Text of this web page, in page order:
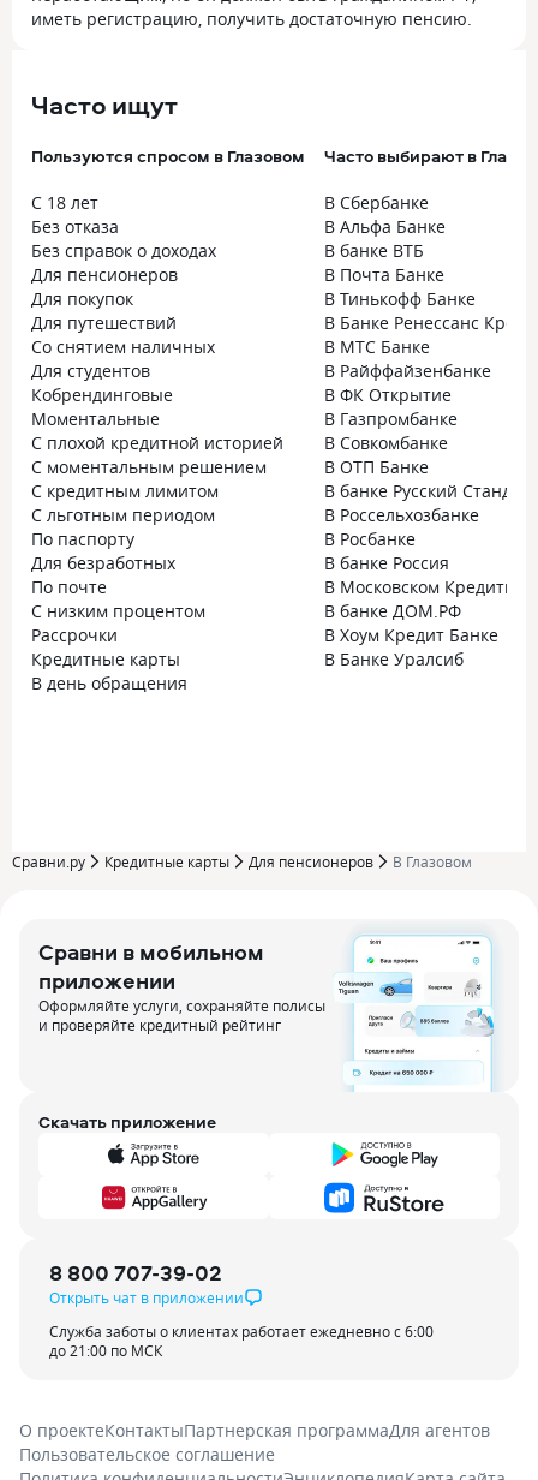
иметь регистрацию, получить достаточную пенсию.
Часто ищут
Пользуются спросом в Глазовом
С 18 лет
Без отказа
Без справок о доходах
Для пенсионеров
Для покупок
Для путешествий
Со снятием наличных
Для студентов
Кобрендинговые
Моментальные
С плохой кредитной историей
С моментальным решением
С кредитным лимитом
С льготным периодом
По паспорту
Для безработных
По почте
С низким процентом
Рассрочки
Кредитные карты
В день обращения
Часто выбирают в
В Сбербанке
В Альфа Банке
В банке ВТБ
В Почта Банке
В Тинькофф Банке
В Банке Ренессанс
В МТС Банке
В Райффайзенбанке
В ФК Открытие
В Газпромбанке
В Совкомбанке
В ОТП Банке
В банке Русский
В Россельхозбанке
В Росбанке
В банке Россия
В Московском
В банке ДОМ.РФ
В Хоум Кредит Банке
В Банке Уралсиб
Сравни.ру Кредитные карты Для пенсионеров В Глазовом
Сравни в мобильном
приложении
Оформляйте услуги, сохраняйте полисы
и проверяйте кредитный рейтинг
Скачать приложение
8 800 707-39-02
Открыть чат в приложении
Служба заботы о клиентах работает ежедневно с 6:00
до 21:00 по МСК
О проектеКонтактыПартнерская программаДля агентов
Пользовательское соглашение